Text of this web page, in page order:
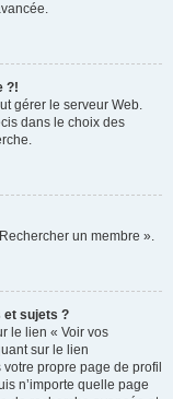
?!
gérer le serveur Web.
dans le choix des
un membre ».
et sujets ?
le lien « Voir vos
sur le lien
propre page de profil
n’importe quelle page